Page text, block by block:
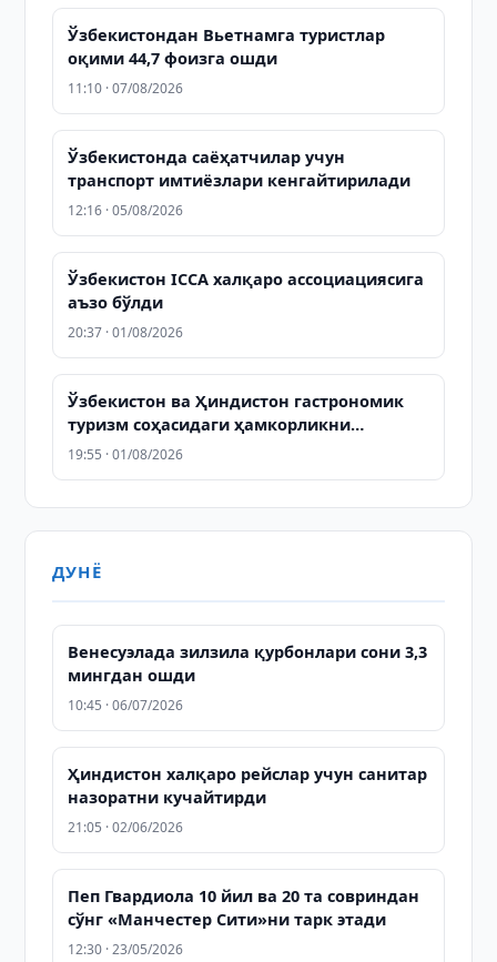
Ўзбекистондан Вьетнамга туристлар
оқими 44,7 фоизга ошди
11:10 · 07/08/2026
Ўзбекистонда саёҳатчилар учун
транспорт имтиёзлари кенгайтирилади
12:16 · 05/08/2026
Ўзбекистон ICCA халқаро ассоциациясига
аъзо бўлди
20:37 · 01/08/2026
Ўзбекистон ва Ҳиндистон гастрономик
туризм соҳасидаги ҳамкорликни
кенгайтирмоқда
19:55 · 01/08/2026
ДУНЁ
Венесуэлада зилзила қурбонлари сони 3,3
мингдан ошди
10:45 · 06/07/2026
Ҳиндистон халқаро рейслар учун санитар
назоратни кучайтирди
21:05 · 02/06/2026
Пеп Гвардиола 10 йил ва 20 та совриндан
сўнг «Манчестер Сити»ни тарк этади
12:30 · 23/05/2026